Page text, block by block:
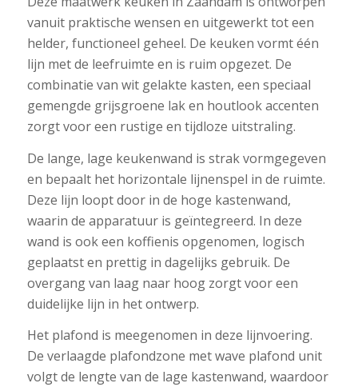
vanuit praktische wensen en uitgewerkt tot een
helder, functioneel geheel. De keuken vormt één
lijn met de leefruimte en is ruim opgezet. De
combinatie van wit gelakte kasten, een speciaal
gemengde grijsgroene lak en houtlook accenten
zorgt voor een rustige en tijdloze uitstraling.
De lange, lage keukenwand is strak vormgegeven
en bepaalt het horizontale lijnenspel in de ruimte.
Deze lijn loopt door in de hoge kastenwand,
waarin de apparatuur is geïntegreerd. In deze
wand is ook een koffienis opgenomen, logisch
geplaatst en prettig in dagelijks gebruik. De
overgang van laag naar hoog zorgt voor een
duidelijke lijn in het ontwerp.
Het plafond is meegenomen in deze lijnvoering.
De verlaagde plafondzone met wave plafond unit
volgt de lengte van de lage kastenwand, waardoor